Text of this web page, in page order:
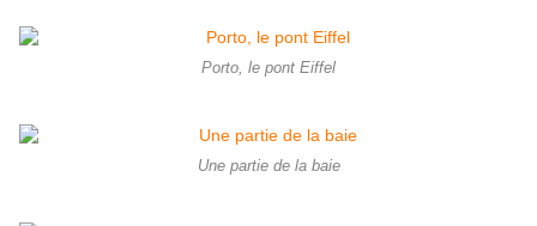
Porto, le pont Eiffel
Une partie de la baie